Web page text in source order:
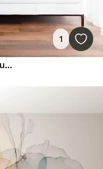
1
Línea de abstracción geométrica y círculo minimalista estilo moderno color azul